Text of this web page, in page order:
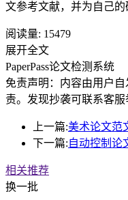
文参考文献，并为自己的
阅读量: 15479
展开全文
PaperPass论文检测系统
免责声明：内容由用户
责。发现抄袭可联系客服
上一篇:美术论文范
下一篇:自动控制论
相关推荐
换一批